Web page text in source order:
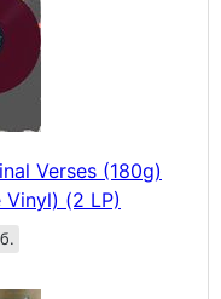
Verses (180g)
(2 LP)